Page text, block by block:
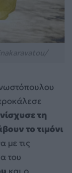
τη
το τιμόνι
με τις
του